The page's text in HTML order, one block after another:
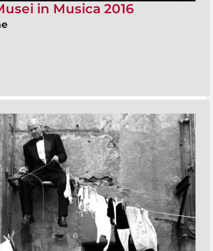
in Musica 2016